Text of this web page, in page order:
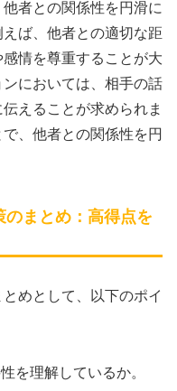
者との関係性を円滑に
ば、他者との適切な距
情を尊重することが大
においては、相手の話
えることが求められま
、他者との関係性を円
のまとめ：高得点を
めとして、以下のポイ
を理解しているか。